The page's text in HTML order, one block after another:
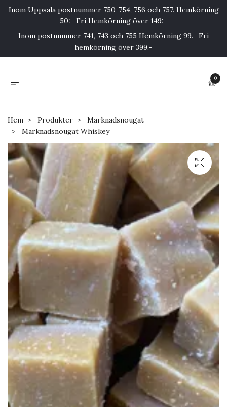
Inom Uppsala postnummer 750-754, 756 och 757. Hemkörning
50:- Fri Hemkörning över 149:-
Inom postnummer 741, 743 och 755 Hemkörning 99.- Fri
hemkörning över 399.-
0
Hem Produkter
Marknadsnougat
Marknadsnougat Whiskey